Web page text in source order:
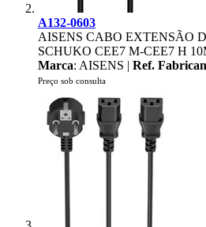
A132-0603
AISENS CABO EXTENSÃO
SCHUKO CEE7 M-CEE7 H
Marca: AISENS | Ref.
Preço sob consulta